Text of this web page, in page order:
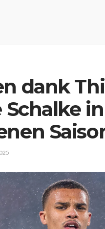
dank
Schalke